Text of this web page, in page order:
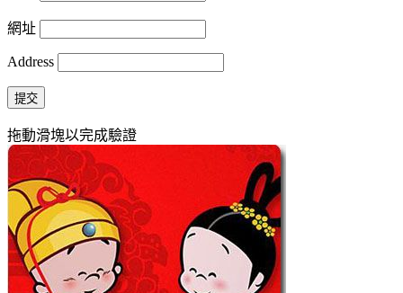
網址
Address
提交
拖動滑塊以完成驗證